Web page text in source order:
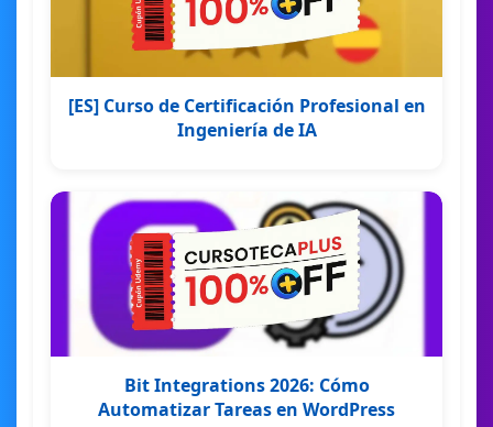
[ES] Curso de Certificación Profesional en
Ingeniería de IA
Bit Integrations 2026: Cómo
Automatizar Tareas en WordPress